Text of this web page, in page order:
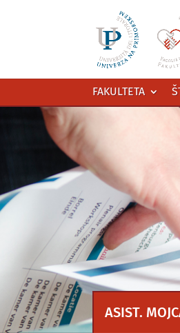
FAKULTETA
ASIST.